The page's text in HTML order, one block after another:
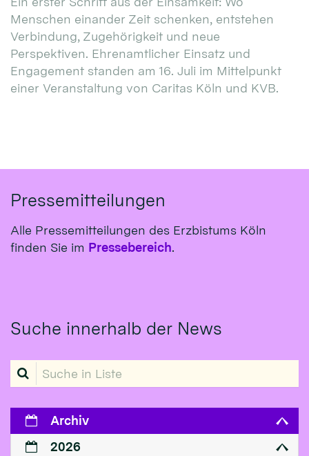
Menschen einander Zeit schenken, entstehen
Verbindung, Zugehörigkeit und neue
Perspektiven. Ehrenamtlicher Einsatz und
Engagement standen am 16. Juli im Mittelpunkt
einer Veranstaltung von Caritas Köln und KVB.
Pressemitteilungen
Alle Pressemitteilungen des Erzbistums Köln
finden Sie im Pressebereich.
Suche innerhalb der News
Suche in Liste
Archiv
2026